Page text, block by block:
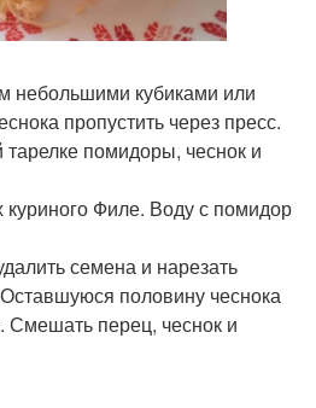
небольшими кубиками или
пропустить через пресс.
помидоры, чеснок и
Филе. Воду с помидор
семена и нарезать
половину чеснока
Смешать перец, чеснок и